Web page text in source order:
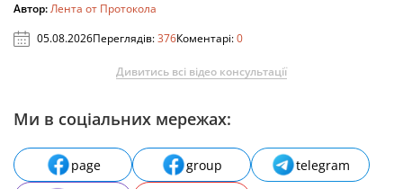
Автор:Лента от Протокола
05.08.2026Переглядів:376Коментарі:0
Дивитись всі відео консультації
Ми в соціальних мережах:
page group
telegram